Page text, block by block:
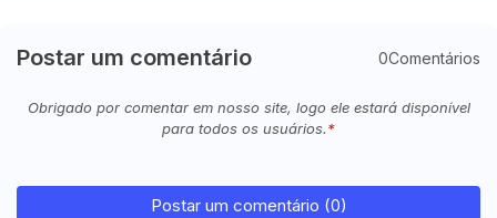
Postar um comentário 0Comentários
Obrigado por comentar em nosso site, logo ele estará disponível
para todos os usuários.
Postar um comentário (0)